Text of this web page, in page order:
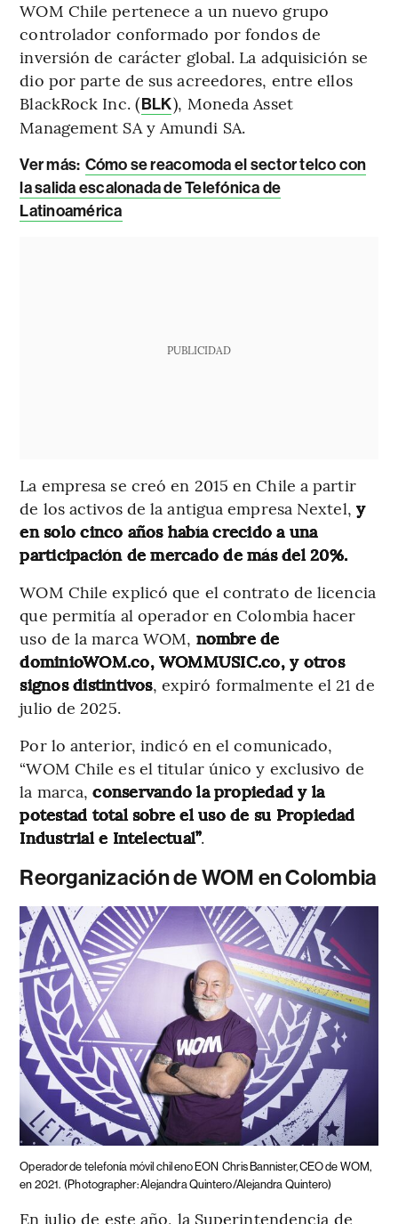
WOM Chile pertenece a un nuevo grupo
controlador conformado por fondos de
inversión de carácter global. La adquisición se
dio por parte de sus acreedores, entre ellos
BlackRock Inc. (BLK), Moneda Asset
Management SA y Amundi SA.
Ver más: Cómo se reacomoda el sector telco con
la salida escalonada de Telefónica de
Latinoamérica
PUBLICIDAD
La empresa se creó en 2015 en Chile a partir
de los activos de la antigua empresa Nextel, y
en solo cinco años había crecido a una
participación de mercado de más del 20%.
WOM Chile explicó que el contrato de licencia
que permitía al operador en Colombia hacer
uso de la marca WOM, nombre de
dominioWOM.co, WOMMUSIC.co, y otros
signos distintivos, expiró formalmente el 21 de
julio de 2025.
Por lo anterior, indicó en el comunicado,
“WOM Chile es el titular único y exclusivo de
la marca,conservando la propiedad y la
potestad total sobre el uso de su Propiedad
Industrial e Intelectual”.
Reorganización de WOM en Colombia
Operador de telefonía móvil chileno EON Chris Bannister, CEO de WOM,
en 2021. (Photographer: Alejandra Quintero/Alejandra Quintero)
En julio de este año, la Superintendencia de